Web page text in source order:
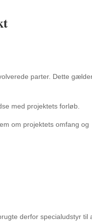
parter. Dette
med projektets forløb.
om projektets omfang og
derfor specialudstyr til